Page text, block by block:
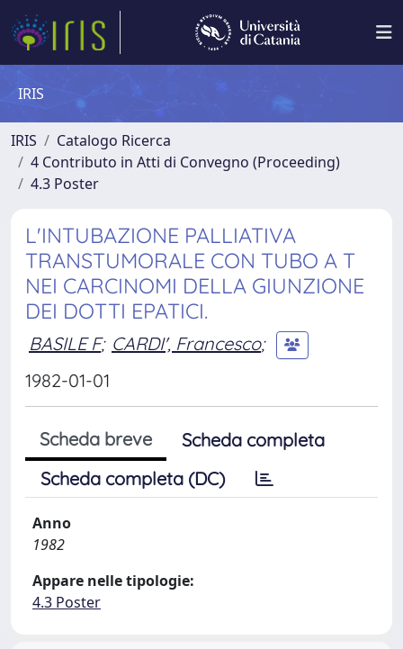
IRIS
IRIS
Catalogo Ricerca
4 Contributo in Atti di Convegno (Proceeding)
4.3 Poster
L'INTUBAZIONE PALLIATIVA
TRANSTUMORALE CON TUBO A T
NEI CARCINOMI DELLA GIUNZIONE
DEI DOTTI EPATICI.
BASILE F; CARDI', Francesco;
1982-01-01
Scheda breve
Scheda completa
Scheda completa (DC)
Anno
1982
Appare nelle tipologie:
4.3 Poster